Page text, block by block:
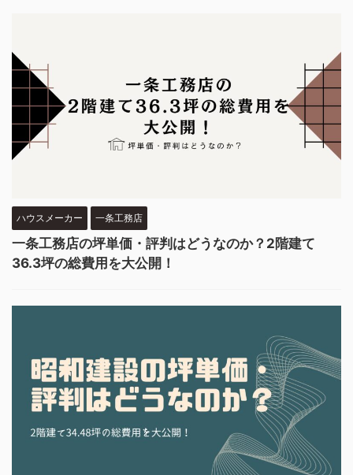
ハウスメーカー 一条工務店
一条工務店の坪単価・評判はどうなのか？2階建て
36.3坪の総費用を大公開！